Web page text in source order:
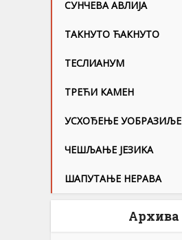
СУНЧЕВА АВЛИЈА
ТАКНУТО ЋАКНУТО
ТЕСЛИАНУМ
ТРЕЋИ КАМЕН
УСХОЂЕЊЕ УОБРАЗИЉЕ
ЧЕШЉАЊЕ ЈЕЗИKА
ШАПУТАЊЕ НЕРАВА
Архива